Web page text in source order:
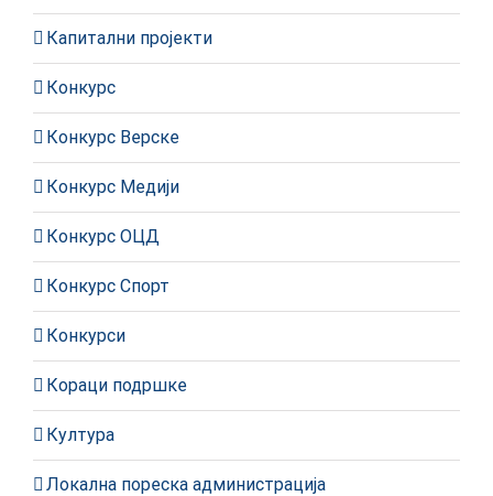
Капитални пројекти
Конкурс
Конкурс Верске
Конкурс Медији
Конкурс ОЦД
Конкурс Спорт
Конкурси
Кораци подршке
Култура
Локална пореска администрација